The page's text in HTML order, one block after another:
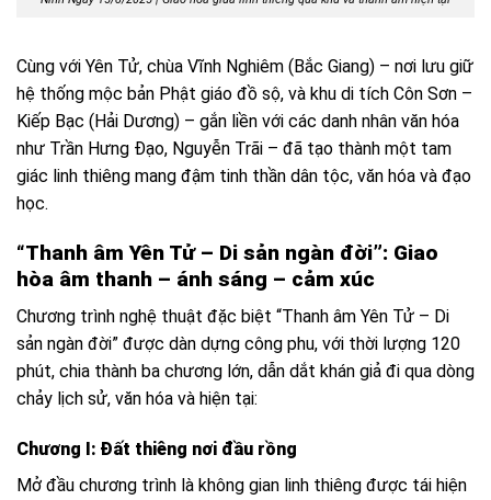
Cùng với Yên Tử, chùa Vĩnh Nghiêm (Bắc Giang) – nơi lưu giữ
hệ thống mộc bản Phật giáo đồ sộ, và khu di tích Côn Sơn –
Kiếp Bạc (Hải Dương) – gắn liền với các danh nhân văn hóa
như Trần Hưng Đạo, Nguyễn Trãi – đã tạo thành một tam
giác linh thiêng mang đậm tinh thần dân tộc, văn hóa và đạo
học.
“Thanh âm Yên Tử – Di sản ngàn đời”: Giao
hòa âm thanh – ánh sáng – cảm xúc
Chương trình nghệ thuật đặc biệt “Thanh âm Yên Tử – Di
sản ngàn đời” được dàn dựng công phu, với thời lượng 120
phút, chia thành ba chương lớn, dẫn dắt khán giả đi qua dòng
chảy lịch sử, văn hóa và hiện tại:
Chương I: Đất thiêng nơi đầu rồng
Mở đầu chương trình là không gian linh thiêng được tái hiện